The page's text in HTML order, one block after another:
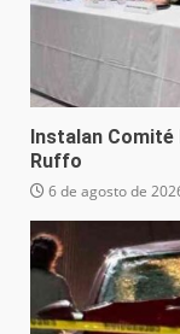
Instalan
Ruffo
6 de agosto de